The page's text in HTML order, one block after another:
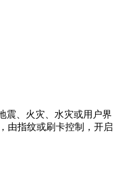
震、火灾、水灾或用户界
由指纹或刷卡控制，开启